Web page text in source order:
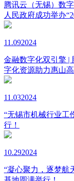
腾讯云（无锡）数
人民政府成功举办
11.092024
金融数字化双引擎 |
字化资源助力惠山
11.032024
“无锡市机械行业工
行！
10.292024
“凝心聚力，逐梦航